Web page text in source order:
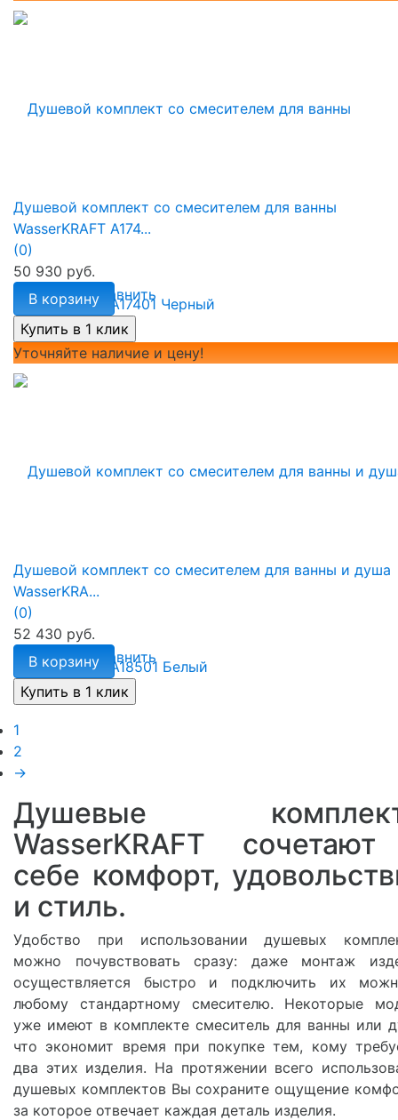
избранное сравнить
Душевой комплект со смесителем для ванны
WasserKRAFT A174...
(0)
50 930 руб.
В корзину
Уточняйте наличие и цену!
избранное сравнить
Душевой комплект со смесителем для ванны и душа
WasserKRA...
(0)
52 430 руб.
В корзину
1
2
→
Душевые
WasserKRAFT
себе комфорт,
и стиль.
Удобство при использовании душевых
можно почувствовать сразу: даже монтаж
осуществляется быстро и подключить их
любому стандартному смесителю. Некоторые
уже имеют в комплекте смеситель для ванны или
что экономит время при покупке тем, кому
два этих изделия. На протяжении всего
душевых комплектов Вы сохраните ощущение
за которое отвечает каждая деталь изделия.